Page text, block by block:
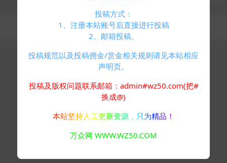
Copyright © 2024万众网- All rights reserved
浙ICP备05025058号-4
投稿方式：
1、注册本站账号后直接进行投稿
2、邮箱投稿。
投稿规范以及投稿佣金/赏金相关规则请见本站相应
声明页。
投稿及版权问题联系邮箱：admin#wz50.com(把#
换成@)
本站坚持人工更新资源，只为精品！
万众网 WWW.WZ50.COM